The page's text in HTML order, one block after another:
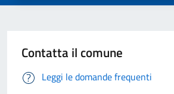
Contatta il comune
Leggi le domande frequenti